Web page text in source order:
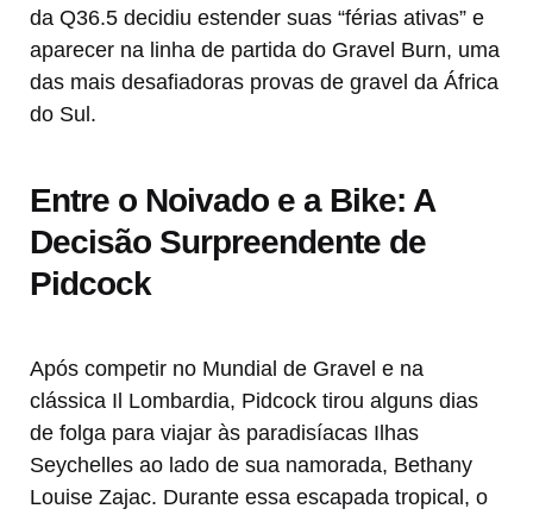
da Q36.5 decidiu estender suas “férias ativas” e
aparecer na linha de partida do Gravel Burn, uma
das mais desafiadoras provas de gravel da África
do Sul.
Entre o Noivado e a Bike: A
Decisão Surpreendente de
Pidcock
Após competir no Mundial de Gravel e na
clássica Il Lombardia, Pidcock tirou alguns dias
de folga para viajar às paradisíacas Ilhas
Seychelles ao lado de sua namorada, Bethany
Louise Zajac. Durante essa escapada tropical, o